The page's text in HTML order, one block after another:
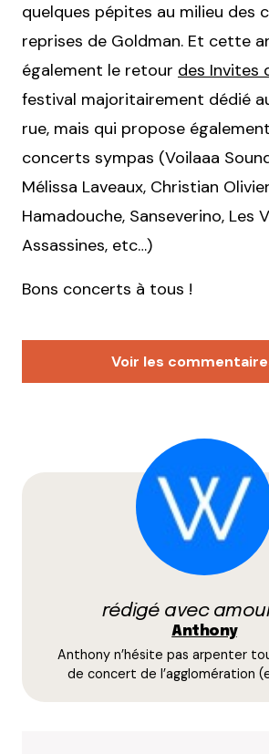
quelques pépites au milieu des
reprises de Goldman. Et cette
également le retour des Invites
festival majoritairement dédié
rue, mais qui propose
concerts sympas (Voilaaa
Mélissa Laveaux, Christian
Hamadouche, Sanseverino, Les
Assassines, etc…)
Bons concerts à tous !
Voir les
Et vous avez oublié Linkin Park au
champs obligatoires sont indiqués
Prévenez-moi de tous les nouveaux
par e-mail.
rédigé avec
Anthony
Anthony n’hésite pas arpenter
de concert de l’agglomération